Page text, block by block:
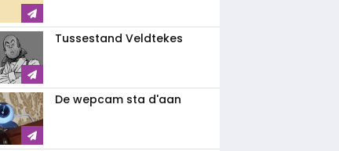
Tussestand Veldtekes
De wepcam sta d'aan